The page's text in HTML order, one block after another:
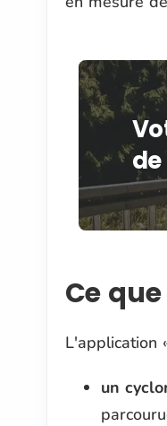
Ce
L'application
un